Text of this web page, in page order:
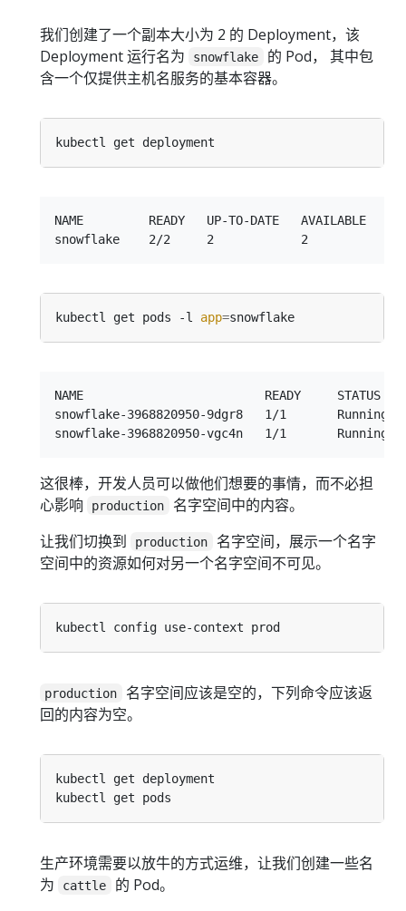
我们创建了一个副本大小为 2 的 Deployment，该
Deployment 运行名为
snowflake
的 Pod， 其中包
含一个仅提供主机名服务的基本容器。
NAME         READY   UP-TO-DATE   AVAILABLE
kubectl get pods -l app=
NAME                         READY     STATUS
snowflake-3968820950-9dgr8   1/1
这很棒，开发人员可以做他们想要的事情，而不必担
心影响
production
名字空间中的内容。
让我们切换到
production
名字空间，展示一个名字
空间中的资源如何对另一个名字空间不可见。
production
名字空间应该是空的，下列命令应该返
回的内容为空。
生产环境需要以放牛的方式运维，让我们创建一些名
为
cattle 的 Pod。